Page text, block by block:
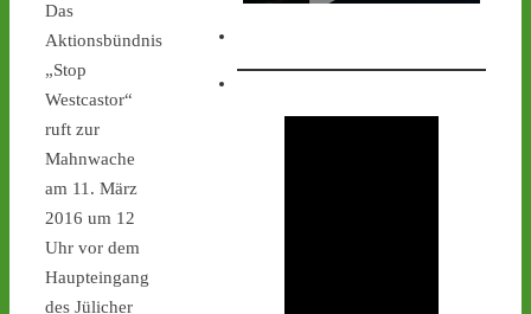
Das
Aktionsbündnis
„Stop
Westcastor“
ruft zur
Mahnwache
am 11. März
2016 um 12
Uhr vor dem
Haupteingang
des Jülicher